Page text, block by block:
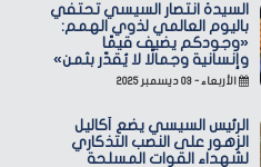
السيدة انتصار السيسي تحتفي
باليوم العالمي لذوي الهمم:
«وجودكم يضيف قيمًا
وإنسانية وجمالًا لا يُقدّر بثمن»
الأربعاء - ٠٣ ديسمبر ٢٠٢٥
الرئيس السيسي يضع أكاليل
الزهور على النصب التذكاري
لشهداء القوات المسلحة